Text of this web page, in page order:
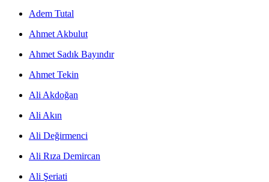
Adem Tutal
Ahmet Akbulut
Ahmet Sadık Bayındır
Ahmet Tekin
Ali Akdoğan
Ali Akın
Ali Değirmenci
Ali Rıza Demircan
Ali Şeriati